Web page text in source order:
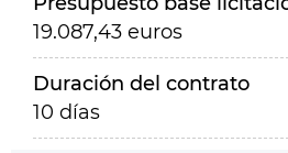
19.087,43 euros
Duración del contrato
10 días